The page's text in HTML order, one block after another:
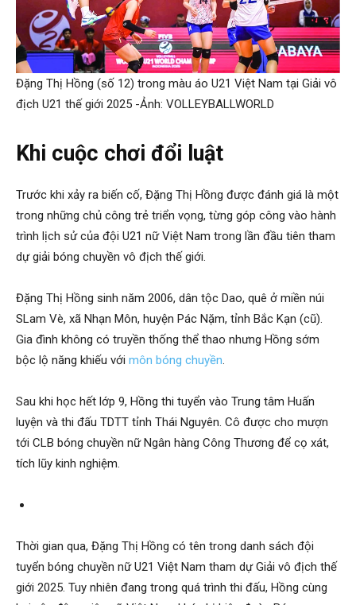
Đặng Thị Hồng (số 12) trong màu áo U21 Việt Nam tại Giải vô
địch U21 thế giới 2025 -Ảnh: VOLLEYBALLWORLD
Khi cuộc chơi đổi luật
Trước khi xảy ra biến cố, Đặng Thị Hồng được đánh giá là một
trong những chủ công trẻ triển vọng, từng góp công vào hành
trình lịch sử của đội U21 nữ Việt Nam trong lần đầu tiên tham
dự giải bóng chuyền vô địch thế giới.
Đặng Thị Hồng sinh năm 2006, dân tộc Dao, quê ở miền núi
SLam Vè, xã Nhạn Môn, huyện Pác Nặm, tỉnh Bắc Kạn (cũ).
Gia đình không có truyền thống thể thao nhưng Hồng sớm
bộc lộ năng khiếu với môn bóng chuyền.
Sau khi học hết lớp 9, Hồng thi tuyển vào Trung tâm Huấn
luyện và thi đấu TDTT tỉnh Thái Nguyên. Cô được cho mượn
tới CLB bóng chuyền nữ Ngân hàng Công Thương để cọ xát,
tích lũy kinh nghiệm.
Thời gian qua, Đặng Thị Hồng có tên trong danh sách đội
tuyển bóng chuyền nữ U21 Việt Nam tham dự Giải vô địch thế
giới 2025. Tuy nhiên đang trong quá trình thi đấu, Hồng cùng